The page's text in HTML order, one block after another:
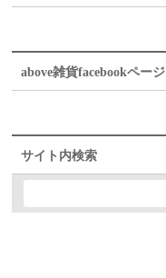
above雑貨facebookページ
サイト内検索